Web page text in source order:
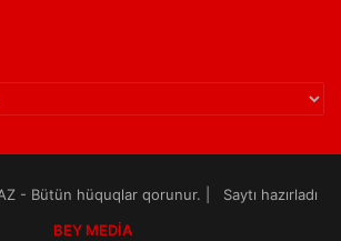
- Bütün hüquqlar qorunur. | Saytı hazırladı
BEY MEDİA